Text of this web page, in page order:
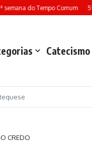
do Tempo Comum 5º
Catecismo
CREDO